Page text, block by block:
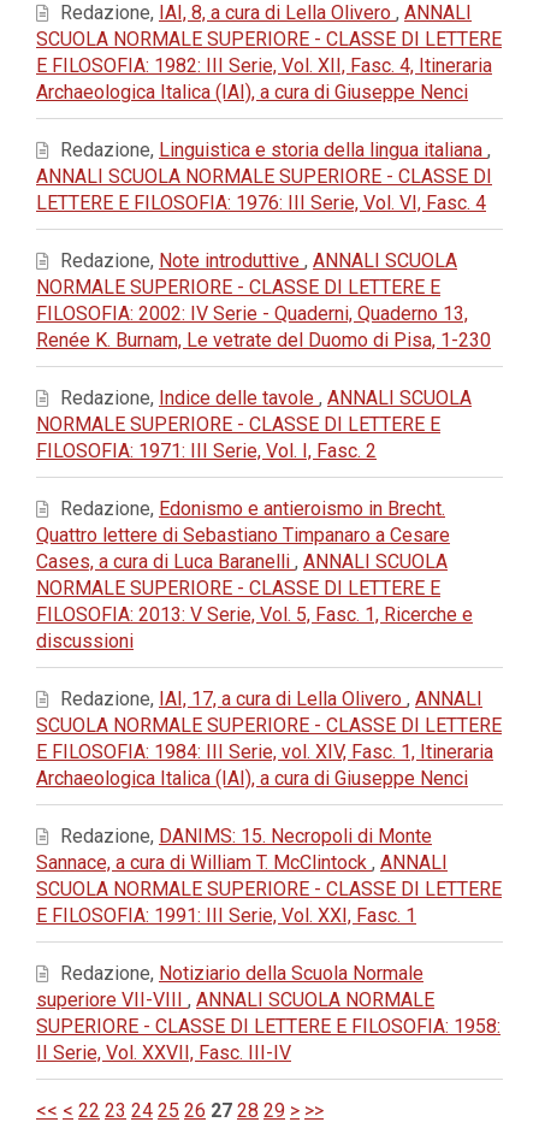
Redazione, IAI, 8, a cura di Lella Olivero , ANNALI
SCUOLA NORMALE SUPERIORE - CLASSE DI LETTERE
E FILOSOFIA: 1982: III Serie, Vol. XII, Fasc. 4, Itineraria
Archaeologica Italica (IAI), a cura di Giuseppe Nenci
Redazione, Linguistica e storia della lingua italiana ,
ANNALI SCUOLA NORMALE SUPERIORE - CLASSE DI
LETTERE E FILOSOFIA: 1976: III Serie, Vol. VI, Fasc. 4
Redazione, Note introduttive , ANNALI SCUOLA
NORMALE SUPERIORE - CLASSE DI LETTERE E
FILOSOFIA: 2002: IV Serie - Quaderni, Quaderno 13,
Renée K. Burnam, Le vetrate del Duomo di Pisa, 1-230
Redazione, Indice delle tavole , ANNALI SCUOLA
NORMALE SUPERIORE - CLASSE DI LETTERE E
FILOSOFIA: 1971: III Serie, Vol. I, Fasc. 2
Redazione, Edonismo e antieroismo in Brecht.
Quattro lettere di Sebastiano Timpanaro a Cesare
Cases, a cura di Luca Baranelli , ANNALI SCUOLA
NORMALE SUPERIORE - CLASSE DI LETTERE E
FILOSOFIA: 2013: V Serie, Vol. 5, Fasc. 1, Ricerche e
discussioni
Redazione, IAI, 17, a cura di Lella Olivero , ANNALI
SCUOLA NORMALE SUPERIORE - CLASSE DI LETTERE
E FILOSOFIA: 1984: III Serie, vol. XIV, Fasc. 1, Itineraria
Archaeologica Italica (IAI), a cura di Giuseppe Nenci
Redazione, DANIMS: 15. Necropoli di Monte
Sannace, a cura di William T. McClintock , ANNALI
SCUOLA NORMALE SUPERIORE - CLASSE DI LETTERE
E FILOSOFIA: 1991: III Serie, Vol. XXI, Fasc. 1
Redazione, Notiziario della Scuola Normale
superiore VII-VIII , ANNALI SCUOLA NORMALE
SUPERIORE - CLASSE DI LETTERE E FILOSOFIA: 1958:
II Serie, Vol. XXVII, Fasc. III-IV
<< < 22 23 24 25 26 27 28 29 > >>